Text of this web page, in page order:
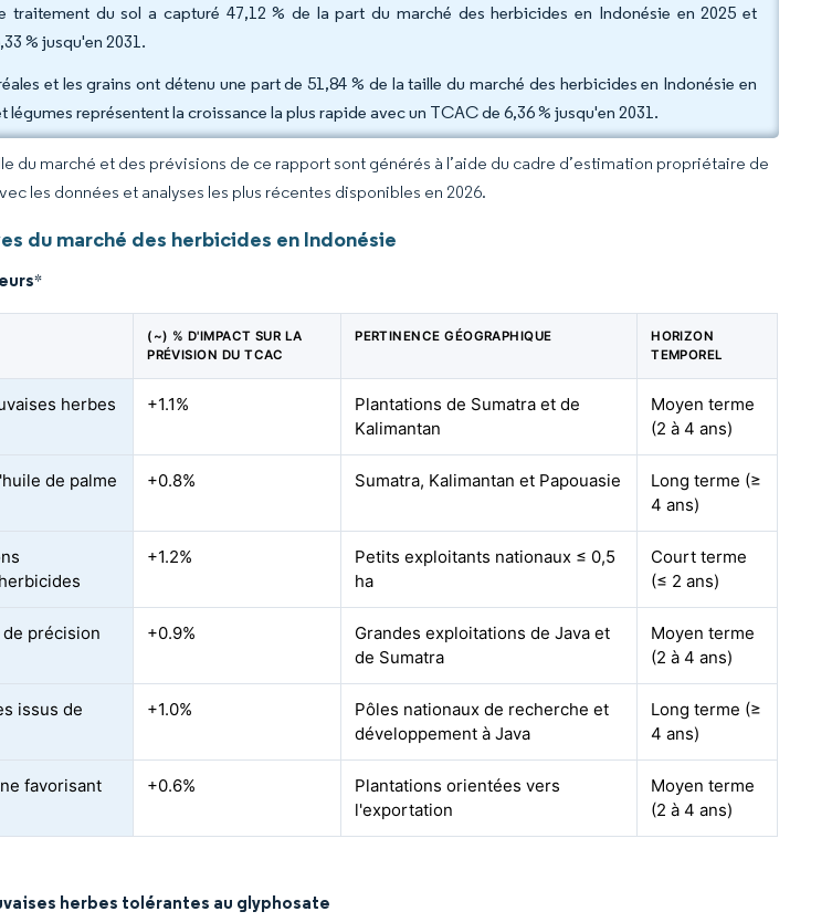
traitement du sol a capturé 47,12 % de la part du marché des herbicides en Indonésie en 2025 et
% jusqu'en 2031.
et les grains ont détenu une part de 51,84 % de la taille du marché des herbicides en Indonésie en
légumes représentent la croissance la plus rapide avec un TCAC de 6,36 % jusqu'en 2031.
du marché et des prévisions de ce rapport sont générés à l’aide du cadre d’estimation propriétaire de
les données et analyses les plus récentes disponibles en 2026.
du marché des herbicides en Indonésie
*
(~) % D'IMPACT SUR LA
PRÉVISION DU TCAC
PERTINENCE GÉOGRAPHIQUE
HORIZON
TEMPOREL
herbes
+1.1%
Plantations de Sumatra et de
Kalimantan
Moyen terme
(2 à 4 ans)
de palme +0.8% Sumatra, Kalimantan et Papouasie
Long terme (≥
4 ans)
+1.2%
Petits exploitants nationaux ≤ 0,5
ha
Court terme
(≤ 2 ans)
précision
+0.9%
Grandes exploitations de Java et
de Sumatra
Moyen terme
(2 à 4 ans)
issus de
+1.0%
Pôles nationaux de recherche et
développement à Java
Long terme (≥
4 ans)
favorisant
+0.6%
Plantations orientées vers
l'exportation
Moyen terme
(2 à 4 ans)
herbes tolérantes au glyphosate